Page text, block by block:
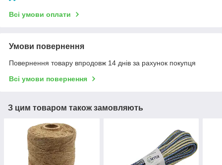
Всі умови оплати
Умови повернення
Повернення товару впродовж 14 днів за рахунок покупця
Всі умови повернення
З цим товаром також замовляють